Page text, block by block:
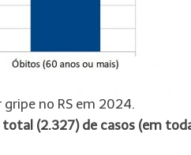
no RS em 2024.
(2.327) de casos (em